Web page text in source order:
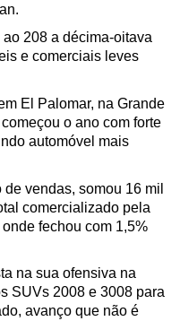
208 a décima-oitava
e comerciais leves
El Palomar, na Grande
o ano com forte
automóvel mais
vendas, somou 16 mil
comercializado pela
fechou com 1,5%
na sua ofensiva na
SUVs 2008 e 3008 para
avanço que não é